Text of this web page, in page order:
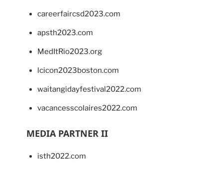
careerfaircsd2023.com
apsth2023.com
MedItRio2023.org
lcicon2023boston.com
waitangidayfestival2022.com
vacancesscolaires2022.com
MEDIA PARTNER II
isth2022.com